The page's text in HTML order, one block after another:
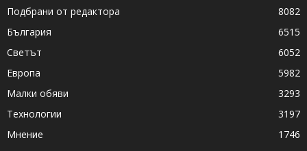
Подбрани от редактора
8082
България
6515
Светът
6052
Европа
5982
Малки обяви
3293
Технологии
3197
Мнение
1746